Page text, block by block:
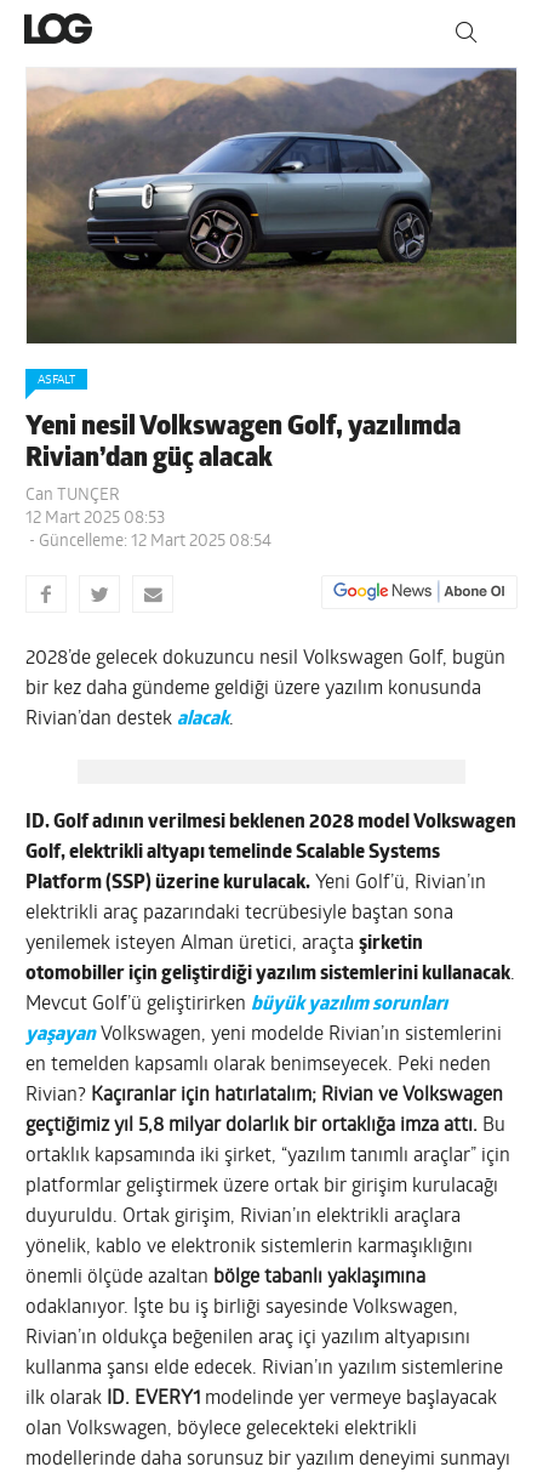
ASFALT
Yeni nesil Volkswagen Golf, yazılımda
Rivian’dan güç alacak
Can TUNÇER
12 Mart 2025 08:53
- Güncelleme: 12 Mart 2025 08:54
2028’de gelecek dokuzuncu nesil Volkswagen Golf, bugün
bir kez daha gündeme geldiği üzere yazılım konusunda
Rivian’dan destek alacak.
ID. Golf adının verilmesi beklenen 2028 model Volkswagen
Golf, elektrikli altyapı temelindeScalable Systems
Platform (SSP)üzerine kurulacak. Yeni Golf’ü, Rivian’ın
elektrikli araç pazarındaki tecrübesiyle baştan sona
yenilemek isteyen Alman üretici, araçtaşirketin
otomobiller için geliştirdiği yazılım sistemlerini kullanacak.
Mevcut Golf’ü geliştirirken büyük yazılım sorunları
yaşayanVolkswagen, yeni modelde Rivian’ın sistemlerini
en temelden kapsamlı olarak benimseyecek. Peki neden
Rivian? Kaçıranlar için hatırlatalım; Rivian ve Volkswagen
geçtiğimiz yıl 5,8 milyar dolarlık bir ortaklığa imza attı. Bu
ortaklık kapsamında iki şirket, “yazılım tanımlı araçlar” için
platformlar geliştirmek üzere ortak bir girişim kurulacağı
duyuruldu. Ortak girişim, Rivian’ın elektrikli araçlara
yönelik, kablo ve elektronik sistemlerin karmaşıklığını
önemli ölçüde azaltan bölge tabanlı yaklaşımına
odaklanıyor. İşte bu iş birliği sayesinde Volkswagen,
Rivian’ın oldukça beğenilen araç içi yazılım altyapısını
kullanma şansı elde edecek. Rivian’ın yazılım sistemlerine
ilk olarak
ID. EVERY1 modelinde yer vermeye başlayacak
olan Volkswagen, böylece gelecekteki elektrikli
modellerinde daha sorunsuz bir yazılım deneyimi sunmayı